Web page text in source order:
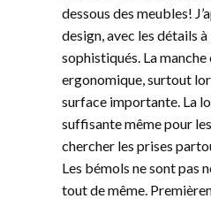
dessous des meubles!
design, avec les détails
sophistiqués. La
ergonomique, surtout
surface importante. La
suffisante même pour
chercher les prises
Les bémols ne sont pas
tout de même.